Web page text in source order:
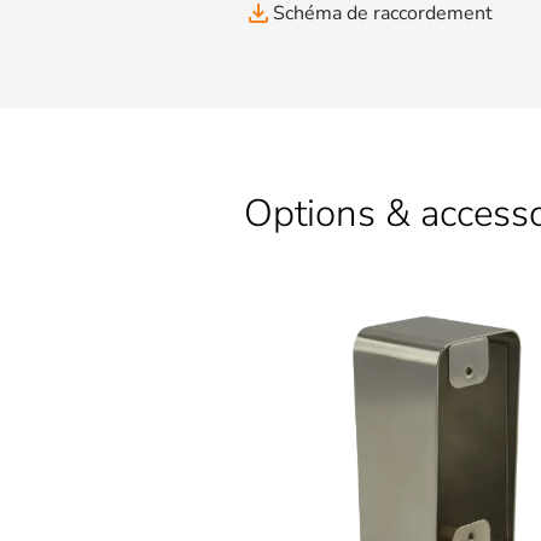
file_download Schéma de raccordement
Options &